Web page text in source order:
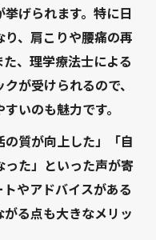
げられます。特に日
、肩こりや腰痛の再
、理学療法士による
が受けられるので、
いのも魅力です。
質が向上した」「自
た」といった声が寄
やアドバイスがある
る点も大きなメリッ